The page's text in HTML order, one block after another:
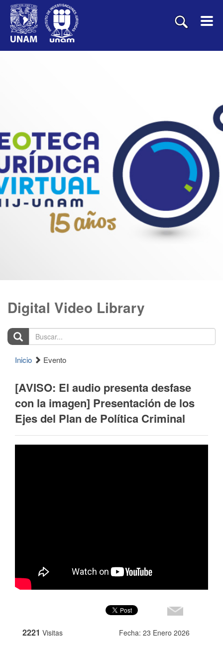
Digital Video Library
Buscar...
Inicio Evento
[AVISO: El audio presenta desfase
con la imagen] Presentación de los
Ejes del Plan de Política Criminal
2221 Visitas Fecha: 23 Enero 2026